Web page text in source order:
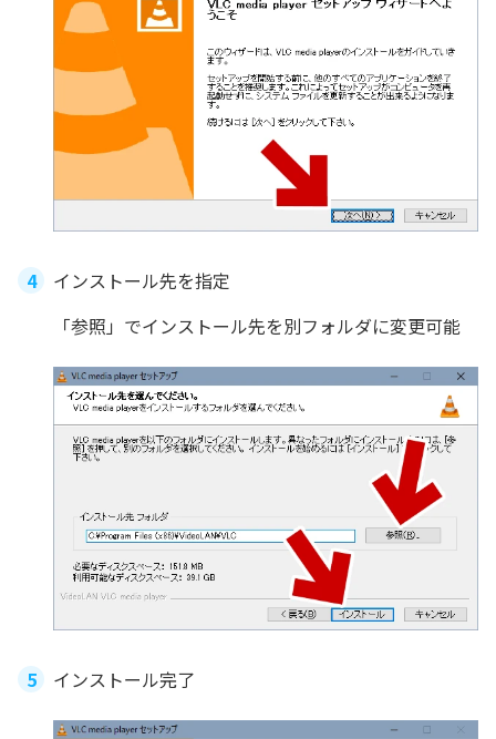
インストール先を指定
「参照」でインストール先を別フォルダに変更可能
インストール完了